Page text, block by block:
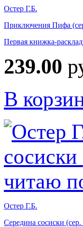
Остер Г.Б.
Приключения Пифа
Первая книжка-
239.00
В
Остер Г.Б.
Середина сосиски